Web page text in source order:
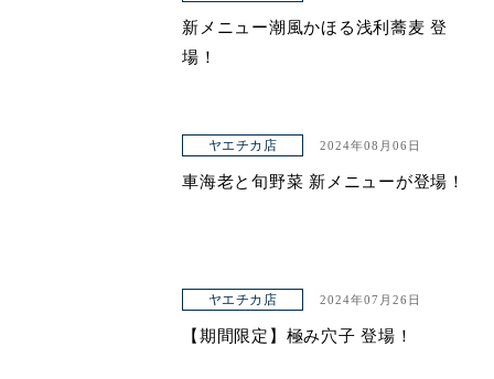
新メニュー潮風かほる浅利蕎麦 登
場！
ヤエチカ店 2024年08月06日
車海老と旬野菜 新メニューが登場！
ヤエチカ店 2024年07月26日
【期間限定】極み穴子 登場！